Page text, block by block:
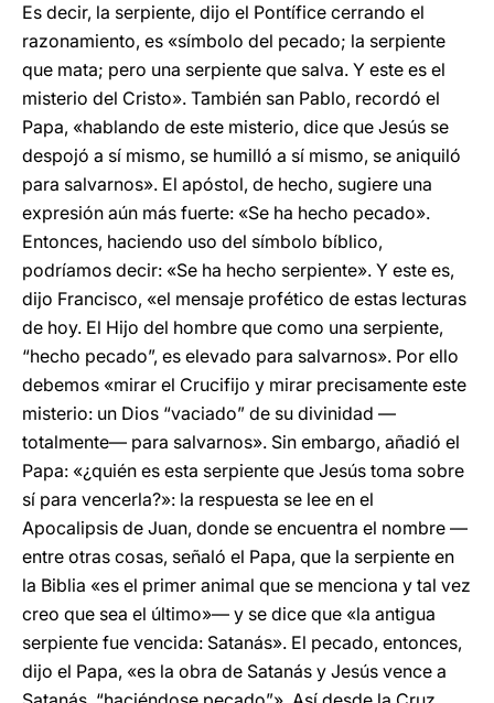
Es decir, la serpiente, dijo el Pontífice cerrando el
razonamiento, es «símbolo del pecado; la serpiente
que mata; pero una serpiente que salva. Y este es el
misterio del Cristo». También san Pablo, recordó el
Papa, «hablando de este misterio, dice que Jesús se
despojó a sí mismo, se humilló a sí mismo, se aniquiló
para salvarnos». El apóstol, de hecho, sugiere una
expresión aún más fuerte: «Se ha hecho pecado».
Entonces, haciendo uso del símbolo bíblico,
podríamos decir: «Se ha hecho serpiente». Y este es,
dijo Francisco, «el mensaje profético de estas lecturas
de hoy. El Hijo del hombre que como una serpiente,
“hecho pecado”, es elevado para salvarnos». Por ello
debemos «mirar el Crucifijo y mirar precisamente este
misterio: un Dios “vaciado” de su divinidad —
totalmente— para salvarnos». Sin embargo, añadió el
Papa: «¿quién es esta serpiente que Jesús toma sobre
sí para vencerla?»: la respuesta se lee en el
Apocalipsis de Juan, donde se encuentra el nombre —
entre otras cosas, señaló el Papa, que la serpiente en
la Biblia «es el primer animal que se menciona y tal vez
creo que sea el último»— y se dice que «la antigua
serpiente fue vencida: Satanás». El pecado, entonces,
dijo el Papa, «es la obra de Satanás y Jesús vence a